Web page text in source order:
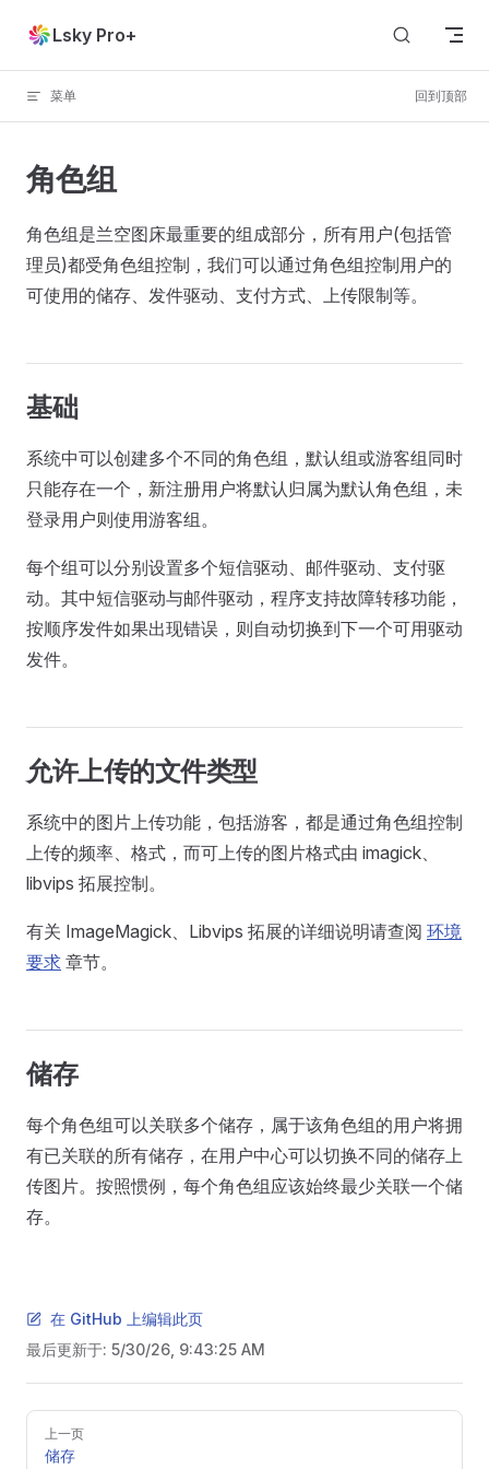
Skip to content
Lsky Pro+
菜单 回到顶部
角色组
角色组是兰空图床最重要的组成部分，所有用户(包括管
理员)都受角色组控制，我们可以通过角色组控制用户的
可使用的储存、发件驱动、支付方式、上传限制等。
基础
系统中可以创建多个不同的角色组，默认组或游客组同时
只能存在一个，新注册用户将默认归属为默认角色组，未
登录用户则使用游客组。
每个组可以分别设置多个短信驱动、邮件驱动、支付驱
动。其中短信驱动与邮件驱动，程序支持故障转移功能，
按顺序发件如果出现错误，则自动切换到下一个可用驱动
发件。
允许上传的文件类型
系统中的图片上传功能，包括游客，都是通过角色组控制
上传的频率、格式，而可上传的图片格式由 imagick、
libvips 拓展控制。
有关 ImageMagick、Libvips 拓展的详细说明请查阅 环境
要求 章节。
储存
每个角色组可以关联多个储存，属于该角色组的用户将拥
有已关联的所有储存，在用户中心可以切换不同的储存上
传图片。按照惯例，每个角色组应该始终最少关联一个储
存。
在 GitHub 上编辑此页
最后更新于: 5/30/26, 9:43:25 AM
Pager
上一页
储存